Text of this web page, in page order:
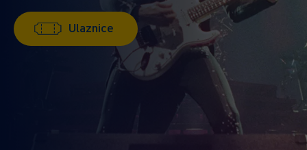
Ulaznice
Ulaznice